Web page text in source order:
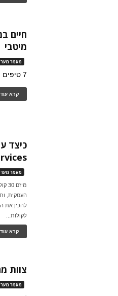
חיים
מיטבי
מאמר
7 טיפים פרקטיים להתמודדות עם חוסר ודאות.
קרא עוד
מאמר
העסקית,
לקולות...
קרא עוד
צוות
מאמר